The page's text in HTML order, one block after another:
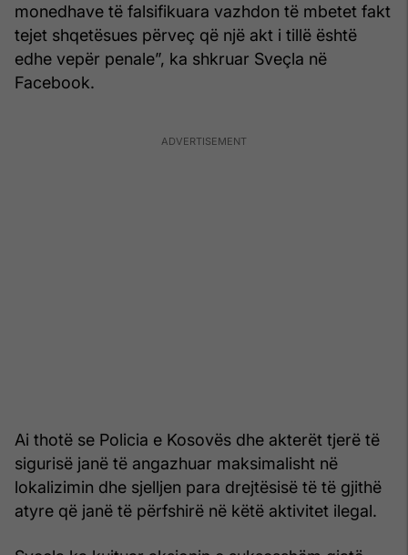
monedhave të falsifikuara vazhdon të mbetet fakt
tejet shqetësues përveç që një akt i tillë është
edhe vepër penale”, ka shkruar Sveçla në
Facebook.
Ai thotë se Policia e Kosovës dhe akterët tjerë të
sigurisë janë të angazhuar maksimalisht në
lokalizimin dhe sjelljen para drejtësisë të të gjithë
atyre që janë të përfshirë në këtë aktivitet ilegal.